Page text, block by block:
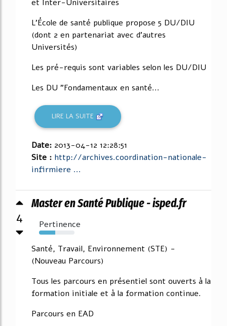
et Inter-Universitaires
L'École de santé publique propose 5 DU/DIU
(dont 2 en partenariat avec d'autres
Universités)
Les pré-requis sont variables selon les DU/DIU
Les DU "Fondamentaux en santé...
LIRE LA SUITE
Date: 2013-04-12 12:28:51
Site : http://archives.coordination-nationale-
infirmiere ...
4
Master en Santé Publique - isped.fr
Pertinence
46%
Santé, Travail, Environnement (STE) -
(Nouveau Parcours)
Tous les parcours en présentiel sont ouverts à la
formation initiale et à la formation continue.
Parcours en EAD